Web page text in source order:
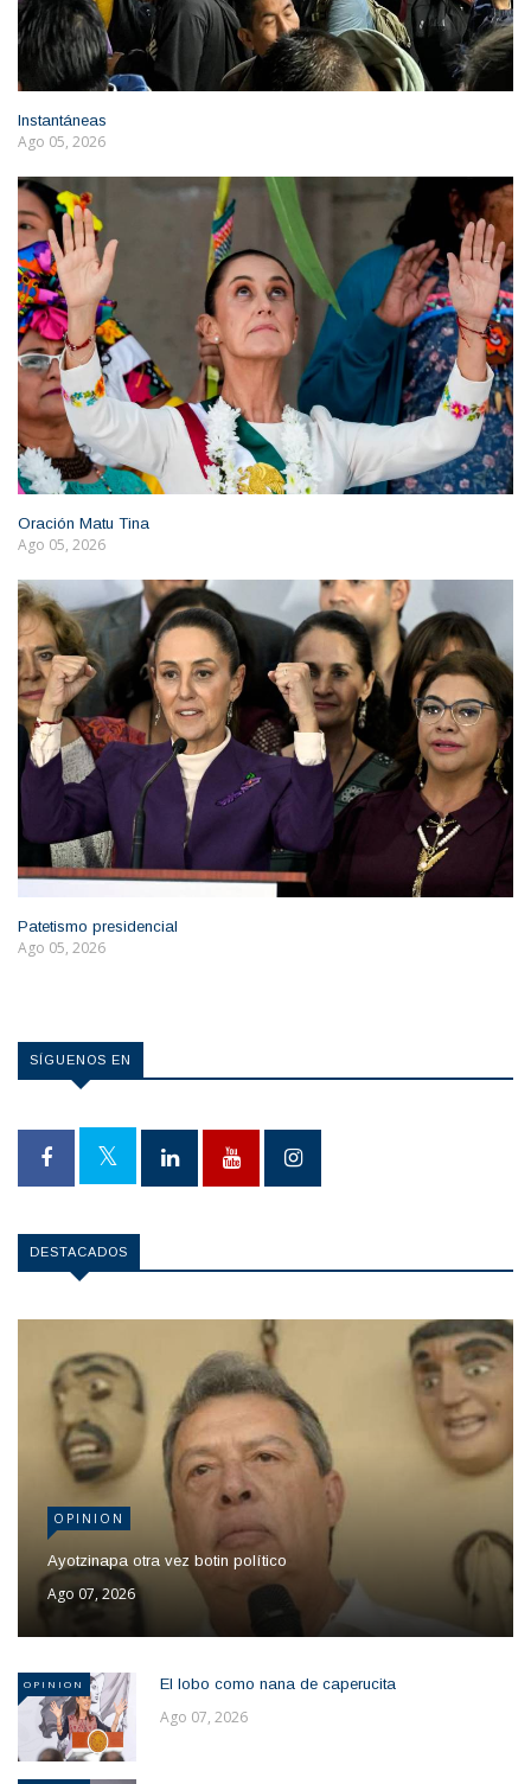
Instantáneas
Ago 05, 2026
Oración Matu Tina
Ago 05, 2026
Patetismo presidencial
Ago 05, 2026
SÍGUENOS EN
DESTACADOS
OPINION
Ayotzinapa otra vez botin político
Ago 07, 2026
OPINION El lobo como nana de caperucita
Ago 07, 2026